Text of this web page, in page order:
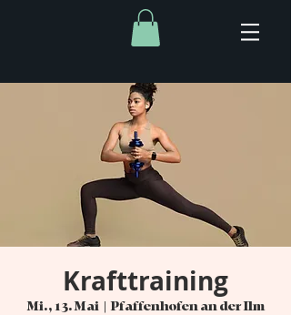
Krafttraining
Mi., 13. Mai
  |
Pfaffenhofen an der Ilm